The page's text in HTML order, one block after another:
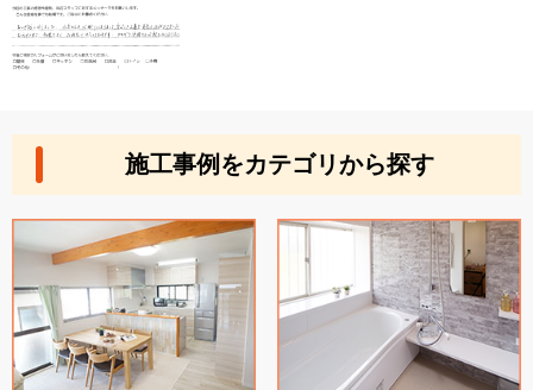
施工事例をカテゴリから探す